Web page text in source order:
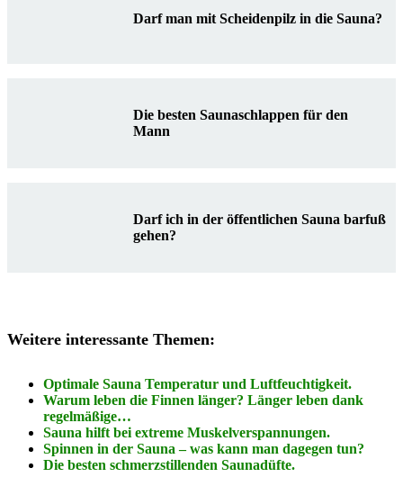
Darf man mit Scheidenpilz in die Sauna?
Die besten Saunaschlappen für den
Mann
Darf ich in der öffentlichen Sauna barfuß
gehen?
Weitere interessante Themen:
Optimale Sauna Temperatur und Luftfeuchtigkeit.
Warum leben die Finnen länger? Länger leben dank
regelmäßige…
Sauna hilft bei extreme Muskelverspannungen.
Spinnen in der Sauna – was kann man dagegen tun?
Die besten schmerzstillenden Saunadüfte.